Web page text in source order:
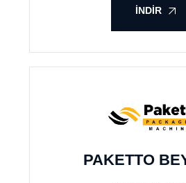
İNDIR
PAKETTO